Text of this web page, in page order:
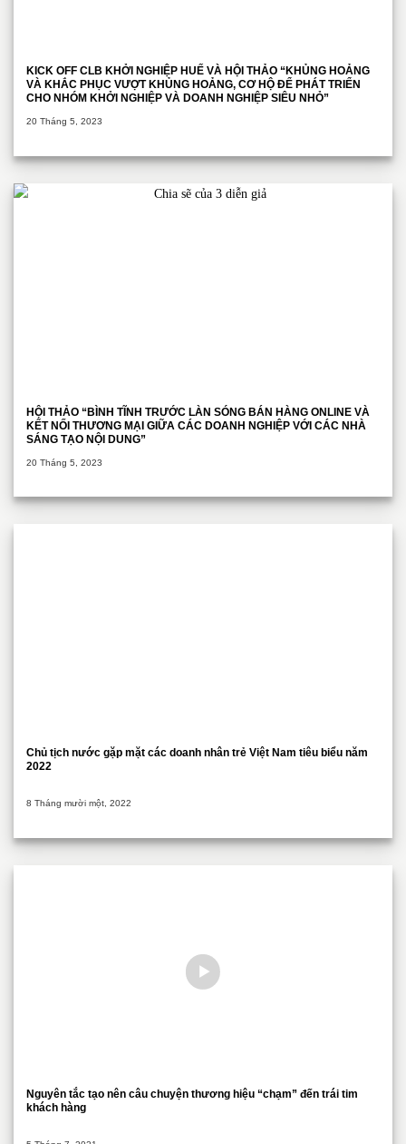
KICK OFF CLB KHỞI NGHIỆP HUẾ VÀ HỘI THẢO “KHỦNG HOẢNG
VÀ KHẮC PHỤC VƯỢT KHỦNG HOẢNG, CƠ HỘ ĐỂ PHÁT TRIỂN
CHO NHÓM KHỞI NGHIỆP VÀ DOANH NGHIỆP SIÊU NHỎ”
20 Tháng 5, 2023
HỘI THẢO “BÌNH TĨNH TRƯỚC LÀN SÓNG BÁN HÀNG ONLINE VÀ
KẾT NỐI THƯƠNG MẠI GIỮA CÁC DOANH NGHIỆP VỚI CÁC NHÀ
SÁNG TẠO NỘI DUNG”
20 Tháng 5, 2023
Chủ tịch nước gặp mặt các doanh nhân trẻ Việt Nam tiêu biểu năm
2022
8 Tháng mười một, 2022
Nguyên tắc tạo nên câu chuyện thương hiệu “chạm” đến trái tim
khách hàng